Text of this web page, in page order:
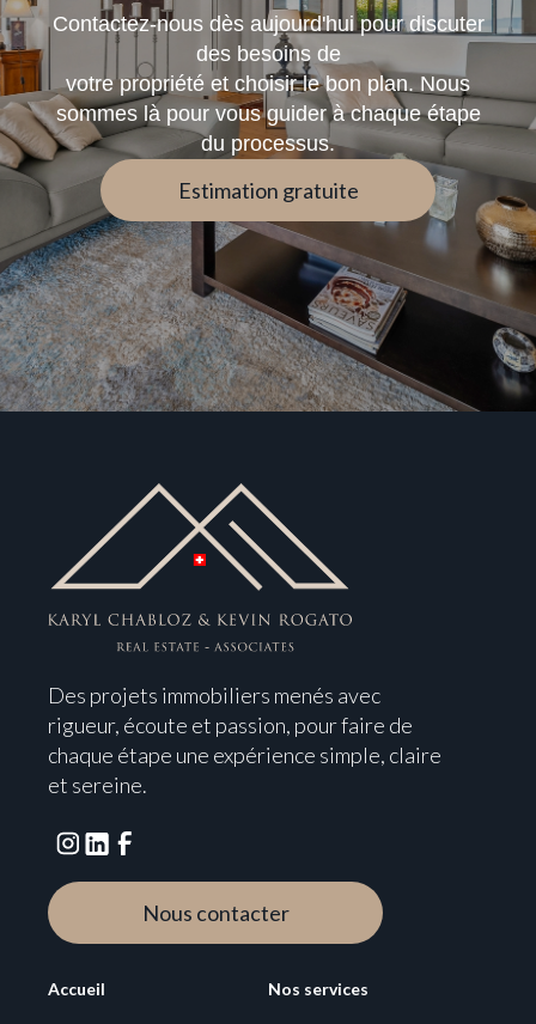
Contactez-nous dès aujourd'hui pour discuter
des besoins de
votre propriété et choisir le bon plan. Nous
sommes là pour vous guider à chaque étape
du processus.
Estimation gratuite
Des projets immobiliers menés avec
rigueur, écoute et passion, pour faire de
chaque étape une expérience simple, claire
et sereine.
Nous contacter
Accueil Nos services